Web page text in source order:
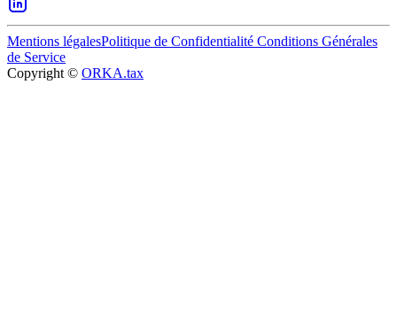
Mentions légalesPolitique de Confidentialité Conditions Générales
de Service
Copyright © ORKA.tax